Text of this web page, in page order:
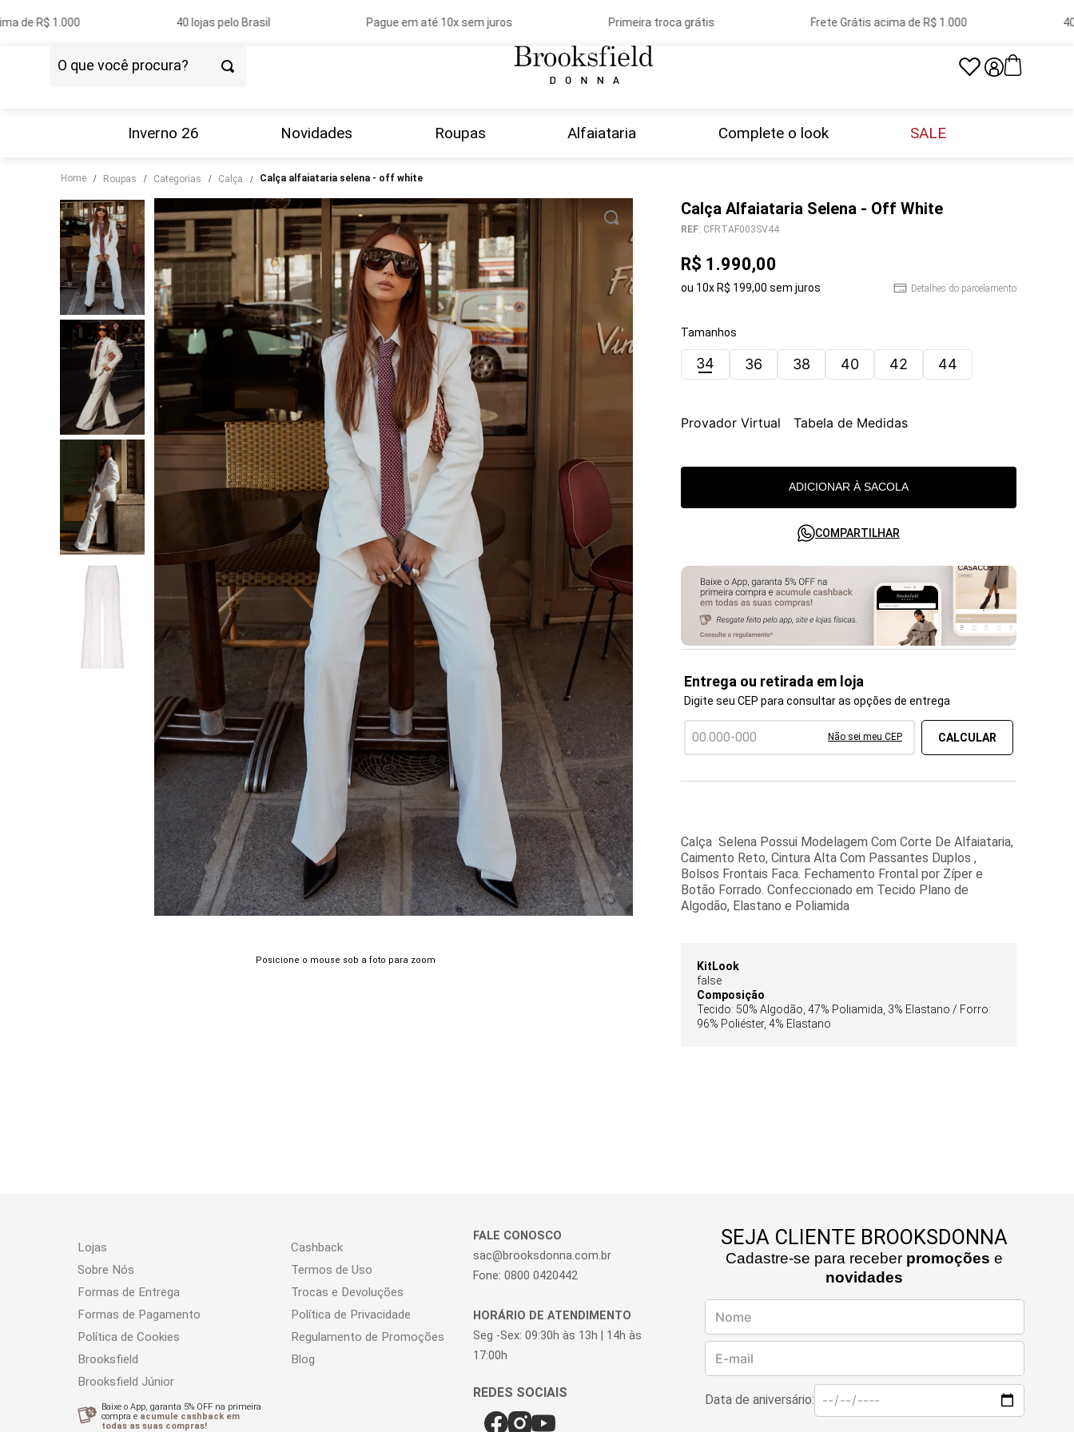
de R$ 1.000 40 lojas pelo Brasil Pague em até 10x sem juros Primeira troca grátis Frete Grátis acima de R$ 1.000 40
Inverno 26 Novidades Roupas Alfaiataria Complete o look SALE
Home roupas categorias calça calça alfaiataria selena - off white
Posicione o mouse sob a foto para zoom
Calça Alfaiataria Selena - Off White
REF: CFRTAF003SV44
R$ 1 .990,00
ou 10x R$ 199,00 sem juros Detalhes do parcelamento
Tamanhos
34 36 38 40 42 44
Provador Virtual Tabela de Medidas
ADICIONAR À SACOLA
COMPARTILHAR
Entrega ou retirada em loja
Digite seu CEP para consultar as opções de entrega
Não sei meu CEP
Calça Selena Possui Modelagem Com Corte De Alfaiataria,
Caimento Reto, Cintura Alta Com Passantes Duplos ,
Bolsos Frontais Faca. Fechamento Frontal por Zíper e
Botão Forrado. Confeccionado em Tecido Plano de
Algodão, Elastano e Poliamida
KitLook
false
Composição
Tecido: 50% Algodão, 47% Poliamida, 3% Elastano / Forro:
96% Poliéster, 4% Elastano
Lojas
Cashback
Sobre Nós
Termos de Uso
Formas de Entrega
Trocas e Devoluções
Formas de Pagamento
Política de Privacidade
Política de Cookies
Regulamento de Promoções
Brooksfield
Blog
Brooksfield Júnior
Baixe o App, garanta 5% OFF na primeira
compra e acumule cashback em
todas as suas compras!
FALE CONOSCO
sac@brooksdonna.com.br
Fone: 0800 0420442
HORÁRIO DE ATENDIMENTO
Seg -Sex: 09:30h às 13h | 14h às
17:00h
SEJA CLIENTE BROOKSDONNA
Cadastre-se para receber promoções e
novidades
Data de aniversário:
3º
calça
4º
blusa
5º
tricot
6º
camisa
7º
couro
8º
saia
9º
calça jeans
jeans